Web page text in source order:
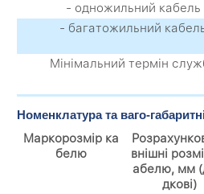
- одножильний кабель
- багатожильний
Мінімальний термін
Номенклатура та ваго-
Маркорозмір ка
белю
внішні
абелю, мм
дкові)